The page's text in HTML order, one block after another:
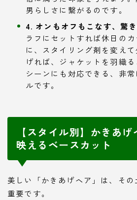
男らしさに繋がるのです。
4. オンもオフもこなす、驚
ラフにセットすれば休日の
に、スタイリング剤を変え
げれば、ジャケットを羽織
シーンにも対応できる、非
ルです。
【スタイル別】かきあ
映えるベースカット
美しい「かきあげヘア」は、そ
重要です。